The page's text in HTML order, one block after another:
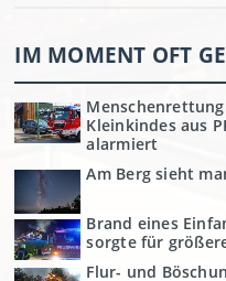
IM MOMENT OFT
Kleinkindes aus
alarmiert
Am Berg sieht
Brand eines
sorgte für
Flur- und